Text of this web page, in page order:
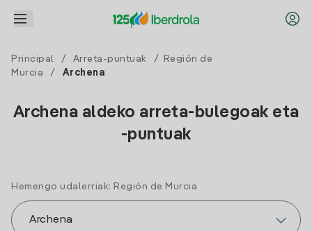
Principal / Arreta-puntuak /
Región de
Murcia
/ Archena
Archena aldeko arreta-bulegoak eta
-puntuak
Hemengo udalerriak: Región de Murcia